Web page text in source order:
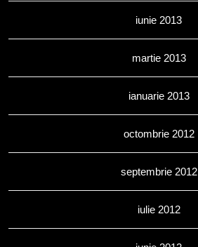
iunie 2013
martie 2013
ianuarie 2013
octombrie 2012
septembrie 2012
iulie 2012